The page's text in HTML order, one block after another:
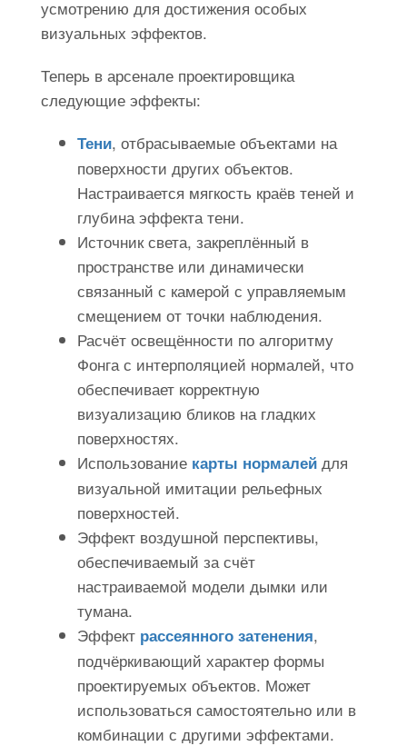
усмотрению для достижения особых
визуальных эффектов.
Теперь в арсенале проектировщика
следующие эффекты:
Тени, отбрасываемые объектами на
поверхности других объектов.
Настраивается мягкость краёв теней и
глубина эффекта тени.
Источник света, закреплённый в
пространстве или динамически
связанный с камерой с управляемым
смещением от точки наблюдения.
Расчёт освещённости по алгоритму
Фонга с интерполяцией нормалей, что
обеспечивает корректную
визуализацию бликов на гладких
поверхностях.
Использование карты нормалей для
визуальной имитации рельефных
поверхностей.
Эффект воздушной перспективы,
обеспечиваемый за счёт
настраиваемой модели дымки или
тумана.
Эффект рассеянного затенения,
подчёркивающий характер формы
проектируемых объектов. Может
использоваться самостоятельно или в
комбинации с другими эффектами.